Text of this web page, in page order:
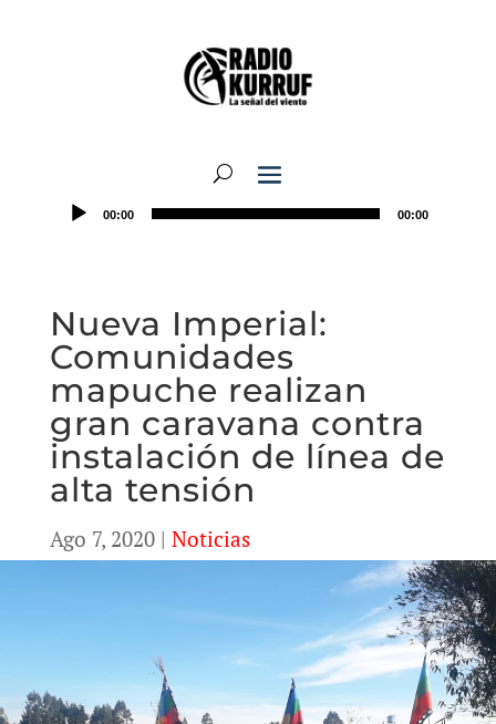
00:00 00:00
Nueva Imperial:
Comunidades
mapuche realizan
gran caravana contra
instalación de línea de
alta tensión
Ago 7, 2020| Noticias